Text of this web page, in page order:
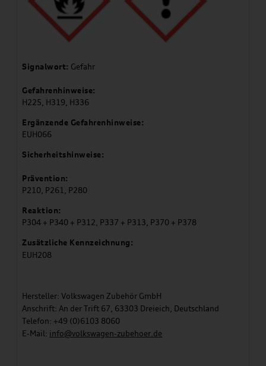
Signalwort: Gefahr
Gefahrenhinweise:
H225, H319, H336
Ergänzende Gefahrenhinweise:
EUH066
Sicherheitshinweise:
Prävention:
P210, P261, P280
Reaktion:
P304 + P340 + P312, P337 + P313, P370 + P378
Zusätzliche Kennzeichnung:
EUH208
Hersteller: Volkswagen Zubehör GmbH
Anschrift: An der Trift 67, 63303 Dreieich, Deutschland
Telefon: +49 (0)6103 8060
E-Mail: info@volkswagen-zubehoer.de